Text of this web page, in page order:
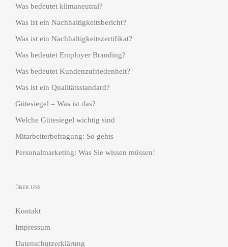
Was bedeutet klimaneutral?
Was ist ein Nachhaltigkeitsbericht?
Was ist ein Nachhaltigkeitszertifikat?
Was bedeutet Employer Branding?
Was bedeutet Kundenzufriedenheit?
Was ist ein Qualitätsstandard?
Gütesiegel – Was ist das?
Welche Gütesiegel wichtig sind
Mitarbeiterbefragung: So gehts
Personalmarketing: Was Sie wissen müssen!
ÜBER UNS
Kontakt
Impressum
Datenschutzerklärung